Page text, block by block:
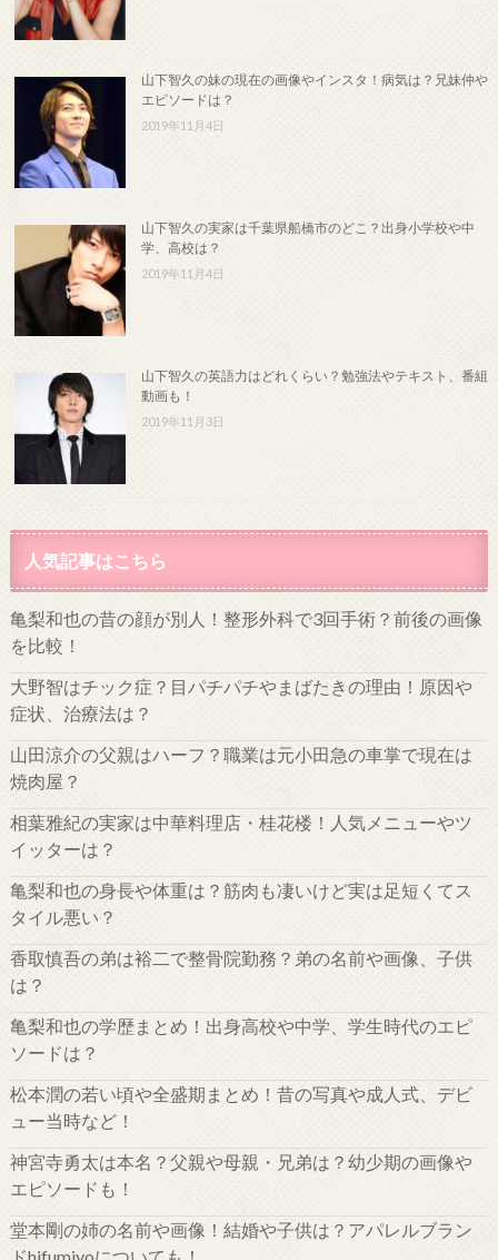
山下智久の妹の現在の画像やインスタ！病気は？兄妹仲や
エピソードは？
2019年11月4日
山下智久の実家は千葉県船橋市のどこ？出身小学校や中
学、高校は？
2019年11月4日
山下智久の英語力はどれくらい？勉強法やテキスト、番組
動画も！
2019年11月3日
人気記事はこちら
亀梨和也の昔の顔が別人！整形外科で3回手術？前後の画像
を比較！
大野智はチック症？目パチパチやまばたきの理由！原因や
症状、治療法は？
山田涼介の父親はハーフ？職業は元小田急の車掌で現在は
焼肉屋？
相葉雅紀の実家は中華料理店・桂花楼！人気メニューやツ
イッターは？
亀梨和也の身長や体重は？筋肉も凄いけど実は足短くてス
タイル悪い？
香取慎吾の弟は裕二で整骨院勤務？弟の名前や画像、子供
は？
亀梨和也の学歴まとめ！出身高校や中学、学生時代のエピ
ソードは？
松本潤の若い頃や全盛期まとめ！昔の写真や成人式、デビ
ュー当時など！
神宮寺勇太は本名？父親や母親・兄弟は？幼少期の画像や
エピソードも！
堂本剛の姉の名前や画像！結婚や子供は？アパレルブラン